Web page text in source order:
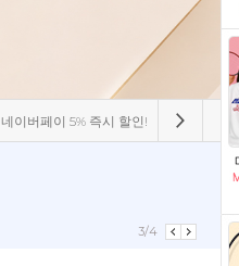
네이버페이 5% 즉시 할인!
3/4